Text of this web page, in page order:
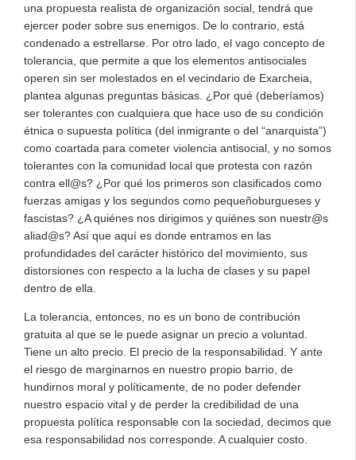
una propuesta realista de organización social, tendrá que
ejercer poder sobre sus enemigos. De lo contrario, está
condenado a estrellarse. Por otro lado, el vago concepto de
tolerancia, que permite a que los elementos antisociales
operen sin ser molestados en el vecindario de Exarcheia,
plantea algunas preguntas básicas. ¿Por qué (deberíamos)
ser tolerantes con cualquiera que hace uso de su condición
étnica o supuesta política (del inmigrante o del “anarquista”)
como coartada para cometer violencia antisocial, y no somos
tolerantes con la comunidad local que protesta con razón
contra ell@s? ¿Por qué los primeros son clasificados como
fuerzas amigas y los segundos como pequeñoburgueses y
fascistas? ¿A quiénes nos dirigimos y quiénes son nuestr@s
aliad@s? Así que aquí es donde entramos en las
profundidades del carácter histórico del movimiento, sus
distorsiones con respecto a la lucha de clases y su papel
dentro de ella.
La tolerancia, entonces, no es un bono de contribución
gratuita al que se le puede asignar un precio a voluntad.
Tiene un alto precio. El precio de la responsabilidad. Y ante
el riesgo de marginarnos en nuestro propio barrio, de
hundirnos moral y políticamente, de no poder defender
nuestro espacio vital y de perder la credibilidad de una
propuesta política responsable con la sociedad, decimos que
esa responsabilidad nos corresponde. A cualquier costo.